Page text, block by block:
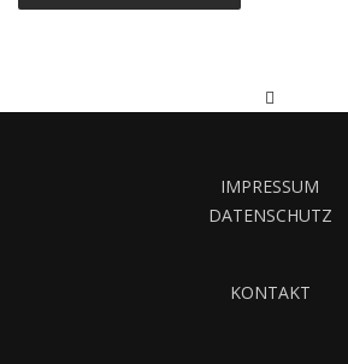
IMPRESSUM
DATENSCHUTZ
KONTAKT